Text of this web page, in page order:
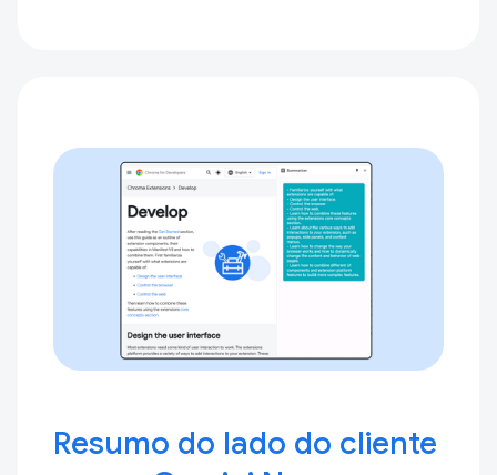
Resumo do lado do cliente